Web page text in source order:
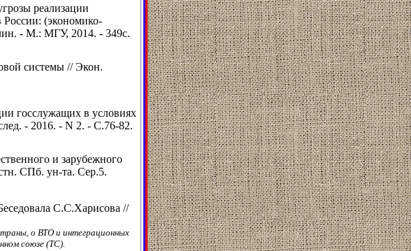
реализации
России: (экономико-
- М.: МГУ, 2014. - 349с.
системы // Экон.
госслужащих в условиях
- 2016. - N 2. - С.76-82.
и зарубежного
СПб. ун-та. Сер.5.
С.С.Харисова //
о ВТО и интеграционных
союзе (ТС).